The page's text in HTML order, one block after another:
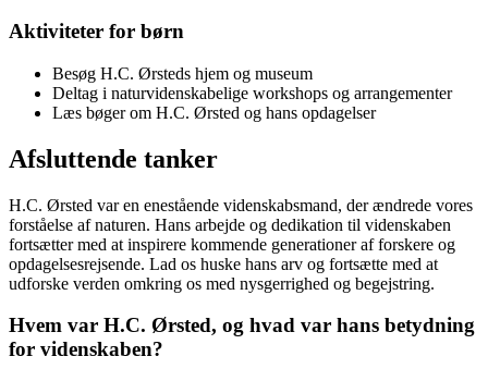
Aktiviteter for børn
Besøg H.C. Ørsteds hjem og museum
Deltag i naturvidenskabelige workshops og arrangementer
Læs bøger om H.C. Ørsted og hans opdagelser
Afsluttende tanker
H.C. Ørsted var en enestående videnskabsmand, der ændrede vores
forståelse af naturen. Hans arbejde og dedikation til videnskaben
fortsætter med at inspirere kommende generationer af forskere og
opdagelsesrejsende. Lad os huske hans arv og fortsætte med at
udforske verden omkring os med nysgerrighed og begejstring.
Hvem var H.C. Ørsted, og hvad var hans betydning
for videnskaben?